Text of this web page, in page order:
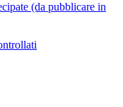
(da pubblicare in